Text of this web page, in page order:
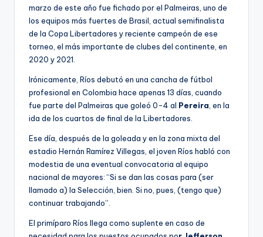
marzo de este año fue fichado por el Palmeiras, uno de
los equipos más fuertes de Brasil, actual semifinalista
de la Copa Libertadores y reciente campeón de ese
torneo, el más importante de clubes del continente, en
2020 y 2021.
Irónicamente, Ríos debutó en una cancha de fútbol
profesional en Colombia hace apenas 13 días, cuando
fue parte del Palmeiras que goleó 0-4 al Pereira , en la
ida de los cuartos de final de la Libertadores.
Ese día, después de la goleada y en la zona mixta del
estadio Hernán Ramírez Villegas, el joven Ríos habló con
modestia de una eventual convocatoria al equipo
nacional de mayores: “Si se dan las cosas para (ser
llamado a) la Selección, bien. Si no, pues, (tengo que)
continuar trabajando”.
El primíparo Ríos llega como suplente en caso de